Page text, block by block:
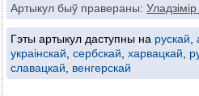
Артыкул быў правераны:
Гэты артыкул даступны на рускай
украінскай сербскай харвацкай
славацкай
венгерскай